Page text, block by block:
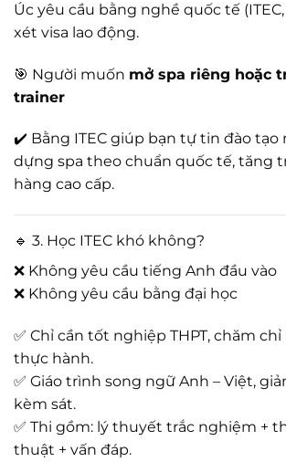
Úc yêu cầu bằng nghề quốc tế (ITEC,
xét visa lao động.
🎯 Người muốn mở spa riêng hoặc
trainer
✔️ Bằng ITEC giúp bạn tự tin đào tạo
dựng spa theo chuẩn quốc tế, tăng
hàng cao cấp.
🔹 3. Học ITEC khó không?
❌ Không yêu cầu tiếng Anh đầu vào
❌ Không yêu cầu bằng đại học
✅ Chỉ cần tốt nghiệp THPT, chăm
thực hành.
✅ Giáo trình song ngữ Anh – Việt,
kèm sát.
✅ Thi gồm: lý thuyết trắc nghiệm +
thuật + vấn đáp.